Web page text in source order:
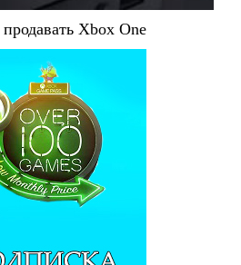
Xbox One